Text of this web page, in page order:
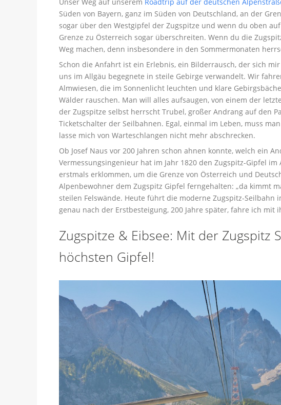
Süden von Bayern, ganz im Süden von Deutschland, an der
sogar über den Westgipfel der Zugspitze und wenn du oben
Grenze zu Österreich sogar überschreiten. Wenn du die
Weg machen, denn insbesondere in den Sommermonaten
Schon die Anfahrt ist ein Erlebnis, ein Bilderrausch, der sich
uns im Allgäu begegnete in steile Gebirge verwandelt. Wir
Almwiesen, die im Sonnenlicht leuchten und klare
Wälder rauschen. Man will alles aufsaugen, von einem der
der Zugspitze selbst herrscht Trubel, großer Andrang auf den
Ticketschalter der Seilbahnen. Egal, einmal im Leben, muss
lasse mich von Warteschlangen nicht mehr abschrecken.
Ob Josef Naus vor 200 Jahren schon ahnen konnte, welch ein
Vermessungsingenieur hat im Jahr 1820 den Zugspitz-Gipfel
erstmals erklommen, um die Grenze von Österreich und
Alpenbewohner dem Zugspitz Gipfel ferngehalten: „da kimmt
steilen Felswände. Heute führt die moderne Zugspitz-Seilbahn
genau nach der Erstbesteigung, 200 Jahre später, fahre ich mit
Zugspitze & Eibsee: Mit der Zugspitz
höchsten Gipfel!